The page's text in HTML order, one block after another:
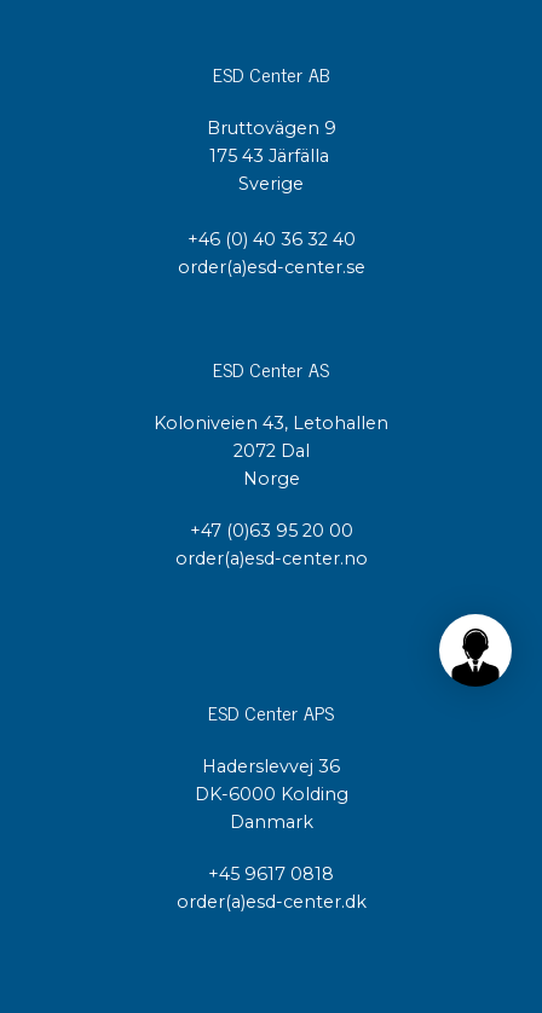
ESD Center AB
Bruttovägen 9
175 43 Järfälla
Sverige
+46 (0) 40 36 32 40
order(a)esd-center.se
ESD Center AS
Koloniveien 43, Letohallen
2072 Dal
Norge
+47 (0)63 95 20 00
order(a)esd-center.no
ESD Center APS
Haderslevvej 36
DK-6000 Kolding
Danmark
+45 9617 0818
order(a)esd-center.dk